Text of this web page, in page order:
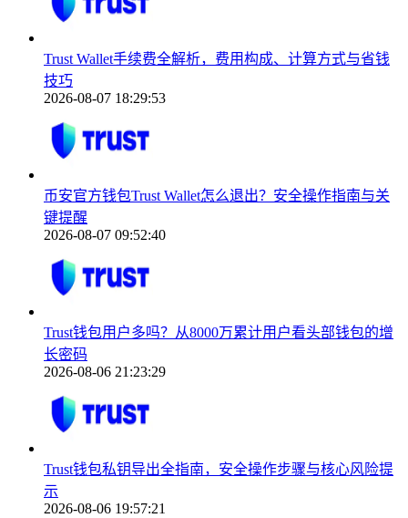
Trust Wallet手续费全解析，费用构成、计算方式与省钱
技巧
2026-08-07 18:29:53
币安官方钱包Trust Wallet怎么退出？安全操作指南与关
键提醒
2026-08-07 09:52:40
Trust钱包用户多吗？从8000万累计用户看头部钱包的增
长密码
2026-08-06 21:23:29
Trust钱包私钥导出全指南，安全操作步骤与核心风险提
示
2026-08-06 19:57:21